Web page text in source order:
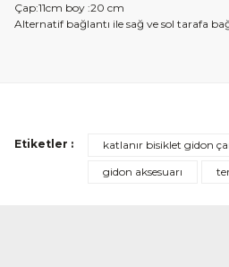
Çap:11cm boy :20 cm
Alternatif bağlantı ile sağ ve sol tarafa
Etiketler : katlanır bisiklet gidon
gidon aksesuarı